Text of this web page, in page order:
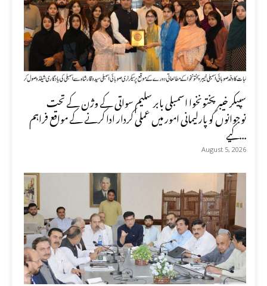
سپیکر خیبر پختونخوا اسمبلی بابر سلیم سواتی کے وژن کے تحت
نوجوانوں کو پارلیمانی امور میں عملی کردار ادا کرنے کے مواقع فراہم
کیے...
August 5, 2026